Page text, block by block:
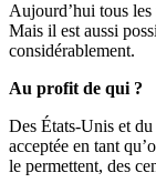
Aujourd’hui tous les
Mais il est aussi
considérablement.
Au profit de qui ?
Des États-Unis et
acceptée en tant
le permettent, des